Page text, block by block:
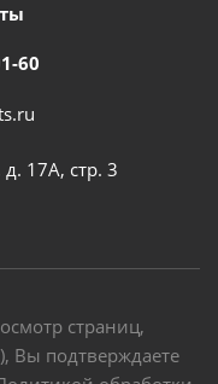
60
17А, стр. 3
страниц,
Вы подтверждаете